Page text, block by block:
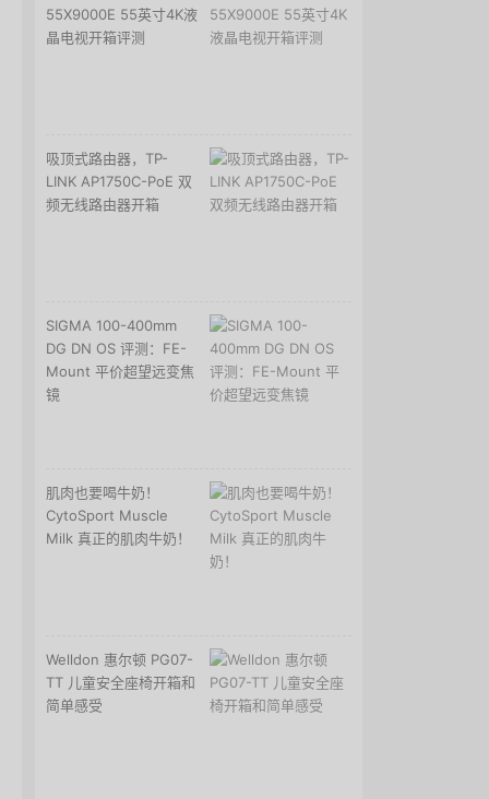
55X9000E 55英寸4K液
晶电视开箱评测
吸顶式路由器，TP-
LINK AP1750C-PoE 双
频无线路由器开箱
SIGMA 100-400mm
DG DN OS 评测：FE-
Mount 平价超望远变焦
镜
肌肉也要喝牛奶！
CytoSport Muscle
Milk 真正的肌肉牛奶！
Welldon 惠尔顿 PG07-
TT 儿童安全座椅开箱和
简单感受